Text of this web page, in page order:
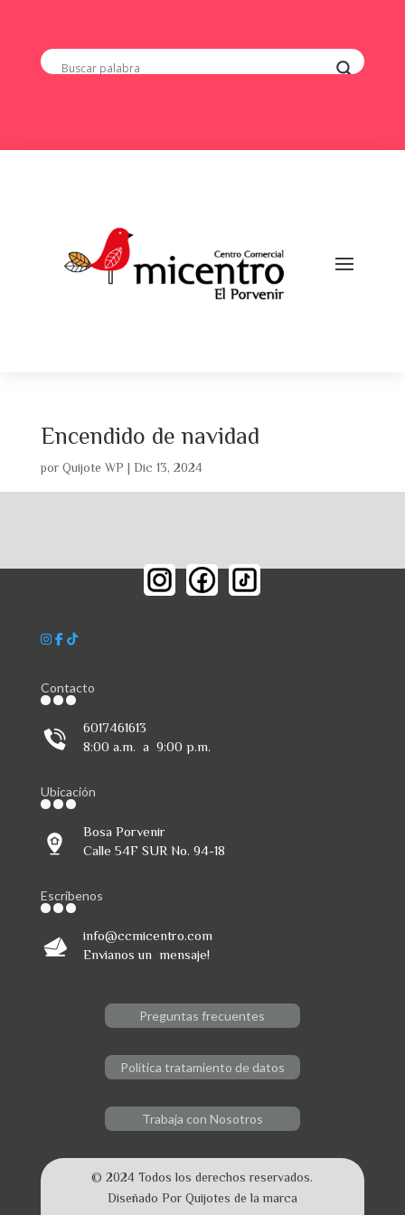
Encendido de navidad
por Quijote WP | Dic 13, 2024
Contacto
6017461613
8:00 a.m. a 9:00 p.m.
Ubicación
Bosa Porvenir
Calle 54F SUR No. 94-18
Escribenos
info@ccmicentro.com
Envianos un mensaje!
Preguntas frecuentes
Política tratamiento de datos
Trabaja con Nosotros
© 2024 Todos los derechos reservados.
Diseñado Por Quijotes de la marca